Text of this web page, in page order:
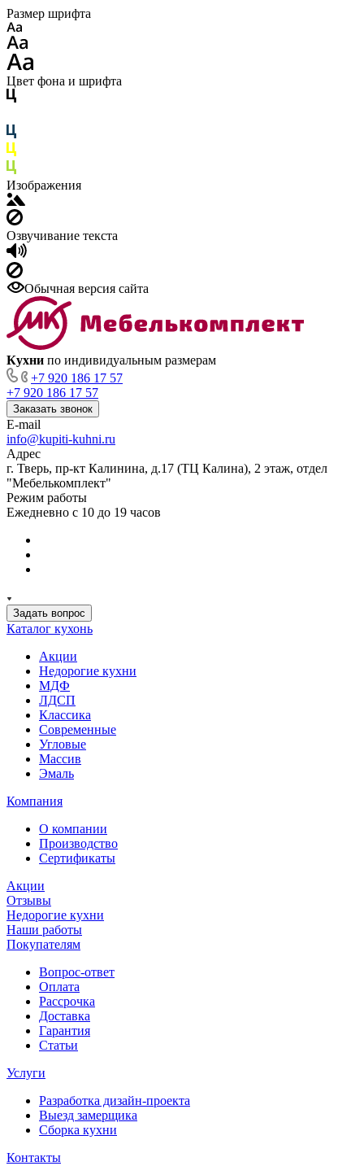
Размер шрифта
Цвет фона и шрифта
Изображения
Озвучивание текста
Обычная версия сайта
Кухни по индивидуальным размерам
+7 920 186 17 57
+7 920 186 17 57
Заказать звонок
E-mail
info@kupiti-kuhni.ru
Адрес
г. Тверь, пр-кт Калинина, д.17 (ТЦ Калина), 2 этаж, отдел
"Мебелькомплект"
Режим работы
Ежедневно с 10 до 19 часов
Задать вопрос
Каталог кухонь
Акции
Недорогие кухни
МДФ
ЛДСП
Классика
Современные
Угловые
Массив
Эмаль
Компания
О компании
Производство
Сертификаты
Акции
Отзывы
Недорогие кухни
Наши работы
Покупателям
Вопрос-ответ
Оплата
Рассрочка
Доставка
Гарантия
Статьи
Услуги
Разработка дизайн-проекта
Выезд замерщика
Сборка кухни
Контакты